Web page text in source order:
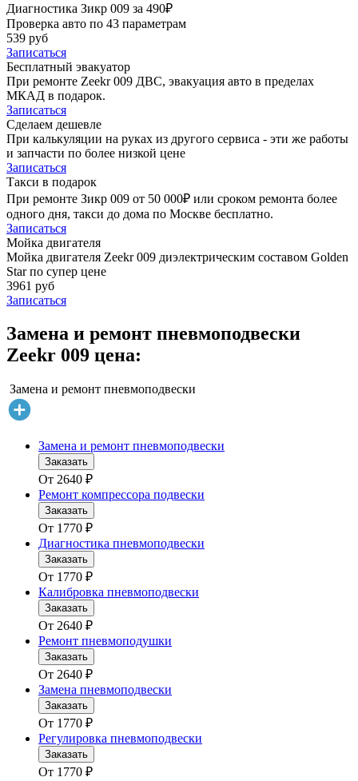
Диагностика Зикр 009 за 490₽
Проверка авто по 43 параметрам
539 руб
Записаться
Бесплатный эвакуатор
При ремонте Zeekr 009 ДВС, эвакуация авто в пределах
МКАД в подарок.
Записаться
Сделаем дешевле
При калькуляции на руках из другого сервиса - эти же работы
и запчасти по более низкой цене
Записаться
Такси в подарок
При ремонте Зикр 009 от 50 000₽ или сроком ремонта более
одного дня, такси до дома по Москве бесплатно.
Записаться
Мойка двигателя
Мойка двигателя Zeekr 009 диэлектрическим составом Golden
Star по супер цене
3961 руб
Записаться
Замена и ремонт пневмоподвески
Zeekr 009 цена:
Замена и ремонт пневмоподвески
Замена и ремонт пневмоподвески
Заказать
От 2640 ₽
Ремонт компрессора подвески
Заказать
От 1770 ₽
Диагностика пневмоподвески
Заказать
От 1770 ₽
Калибровка пневмоподвески
Заказать
От 2640 ₽
Ремонт пневмоподушки
Заказать
От 2640 ₽
Замена пневмоподвески
Заказать
От 1770 ₽
Регулировка пневмоподвески
Заказать
От 1770 ₽